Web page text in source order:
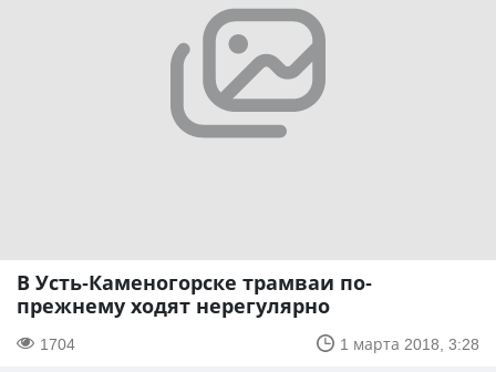
В Усть-Каменогорске трамваи по-
прежнему ходят нерегулярно
1704 1 марта 2018, 3:28